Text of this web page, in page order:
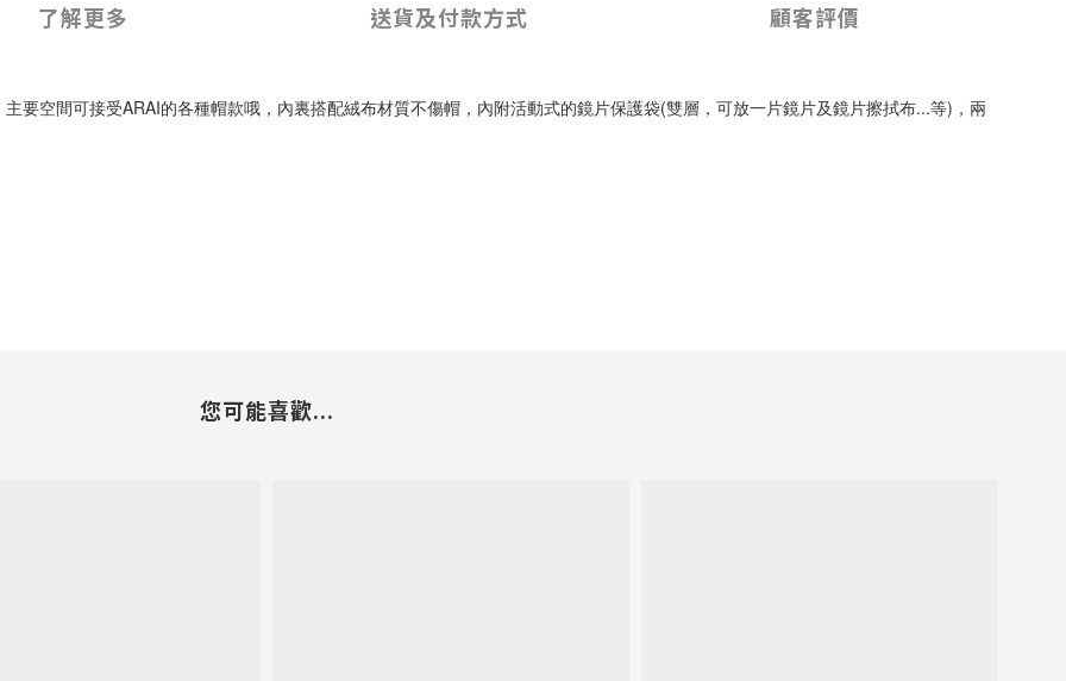
了解更多 送貨及付款方式 顧客評價
要空間可接受ARAI的各種帽款哦，內裏搭配絨布材質不傷帽，內附活動式的鏡片保護袋(雙層，可放一片鏡片及鏡片擦拭布...等)，兩
您可能喜歡...